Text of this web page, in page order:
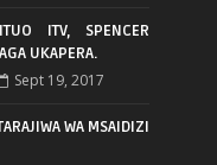
ITV, SPENCER
UKAPERA.
Sept 19, 2017
WA MSAIDIZI